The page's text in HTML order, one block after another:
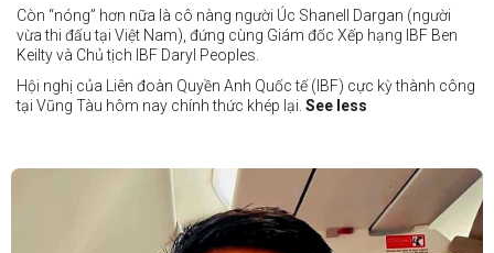
Còn “nóng” hơn nữa là cô nàng người Úc Shanell Dargan (người
vừa thi đấu tại Việt Nam), đứng cùng Giám đốc Xếp hạng IBF Ben
Keilty và Chủ tịch IBF Daryl Peoples.
Hội nghị của Liên đoàn Quyền Anh Quốc tế (IBF) cực kỳ thành công
tại Vũng Tàu hôm nay chính thức khép lại. See less